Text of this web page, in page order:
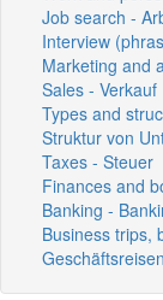
Job search -
Interview
Marketing and
Sales - Verkauf
Types and
Struktur von
Taxes - Steuer
Finances and
Banking -
Business trips,